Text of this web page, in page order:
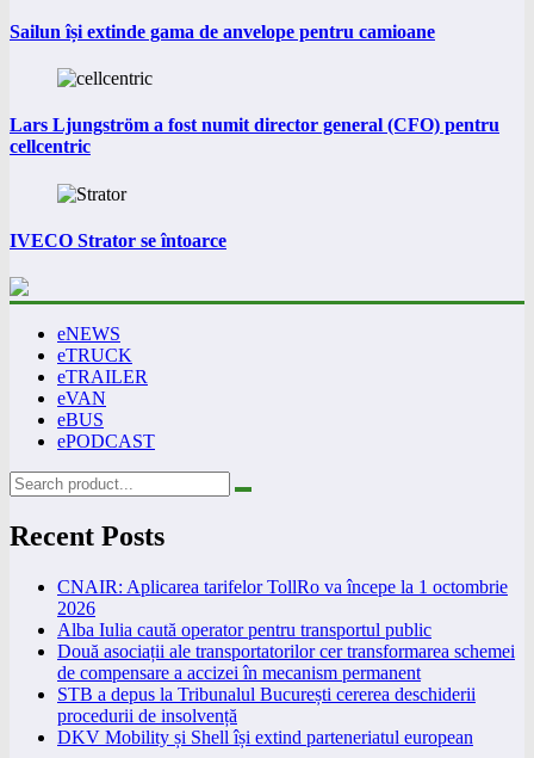
Sailun își extinde gama de anvelope pentru camioane
Lars Ljungström a fost numit director general (CFO) pentru
cellcentric
IVECO Strator se întoarce
eNEWS
eTRUCK
eTRAILER
eVAN
eBUS
ePODCAST
Recent Posts
CNAIR: Aplicarea tarifelor TollRo va începe la 1 octombrie
2026
Alba Iulia caută operator pentru transportul public
Două asociații ale transportatorilor cer transformarea schemei
de compensare a accizei în mecanism permanent
STB a depus la Tribunalul București cererea deschiderii
procedurii de insolvență
DKV Mobility și Shell își extind parteneriatul european